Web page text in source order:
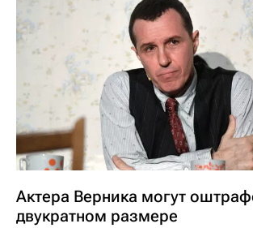
Актера Верника могут
двукратном размере